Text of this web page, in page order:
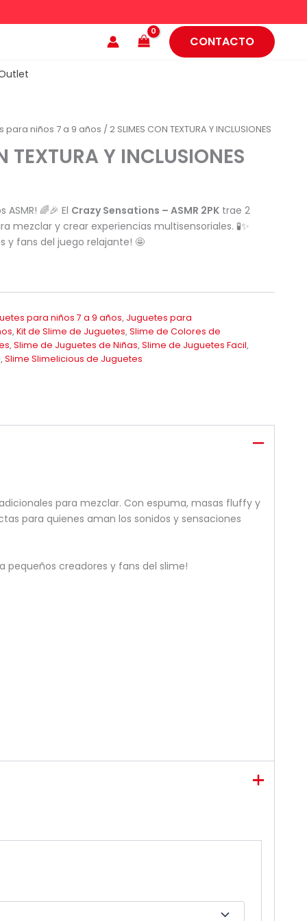
CONTACTO
para niños 7 a 9 años / 2 SLIMES CON TEXTURA Y INCLUSIONES
TEXTURA Y INCLUSIONES
🌈🎉 El Crazy Sensations – ASMR 2PK trae 2
mezclar y crear experiencias multisensoriales. 🧪✨
y fans del juego relajante! 🤩
para niños 7 a 9 años, Juguetes para
,Kit de Slime de Juguetes,Slime de Colores de
,Slime de Juguetes de Niñas,Slime de Juguetes Facil,
,Slime Slimelicious de Juguetes
para mezclar. Con espuma, masas fluffy y
para quienes aman los sonidos y sensaciones
pequeños creadores y fans del slime!